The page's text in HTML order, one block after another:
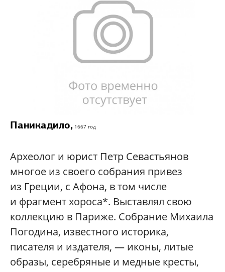
Паникадило, 1667 год
Археолог и юрист Петр Севастьянов
многое из своего собрания привез
из Греции, с Афона, в том числе
и фрагмент хороса*. Выставлял свою
коллекцию в Париже. Собрание Михаила
Погодина, известного историка,
писателя и издателя, — иконы, литые
образы, серебряные и медные кресты,